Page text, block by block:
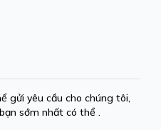
gửi yêu cầu cho chúng tôi,
sớm nhất có thể .